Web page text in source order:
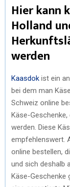
Hier kann
Holland
werden
Kaasdok ist ein
bei dem man
Schweiz online
Käse-
werden. Diese
empfehlenswert.
online bestellen,
und sich deshalb
Käse-Geschenke